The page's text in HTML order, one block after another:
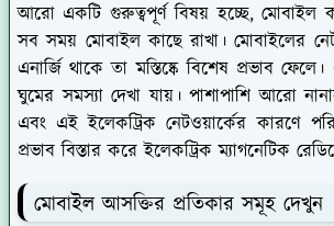
আরো একটি গুরুত্বপূর্ণ বিষয় হচ্ছে, মোবাইল
সব সময় মোবাইল কাছে রাখা। মোবাইলের
এনার্জি থাকে তা মস্তিষ্কে বিশেষ প্রভাব
ঘুমের সমস্যা দেখা যায়। পাশাপাশি আরো
এবং এই ইলেকট্রিক নেটওয়ার্কের কারণে
প্রভাব বিস্তার করে ইলেকট্রিক ম্যাগনেটিক
মোবাইল আসক্তির প্রতিকার সমূহ দেখুন